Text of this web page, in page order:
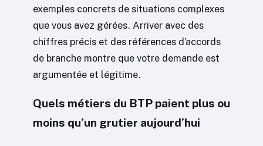
exemples concrets de situations complexes
que vous avez gérées. Arriver avec des
chiffres précis et des références d’accords
de branche montre que votre demande est
argumentée et légitime.
Quels métiers du BTP paient plus ou
moins qu’un grutier aujourd’hui